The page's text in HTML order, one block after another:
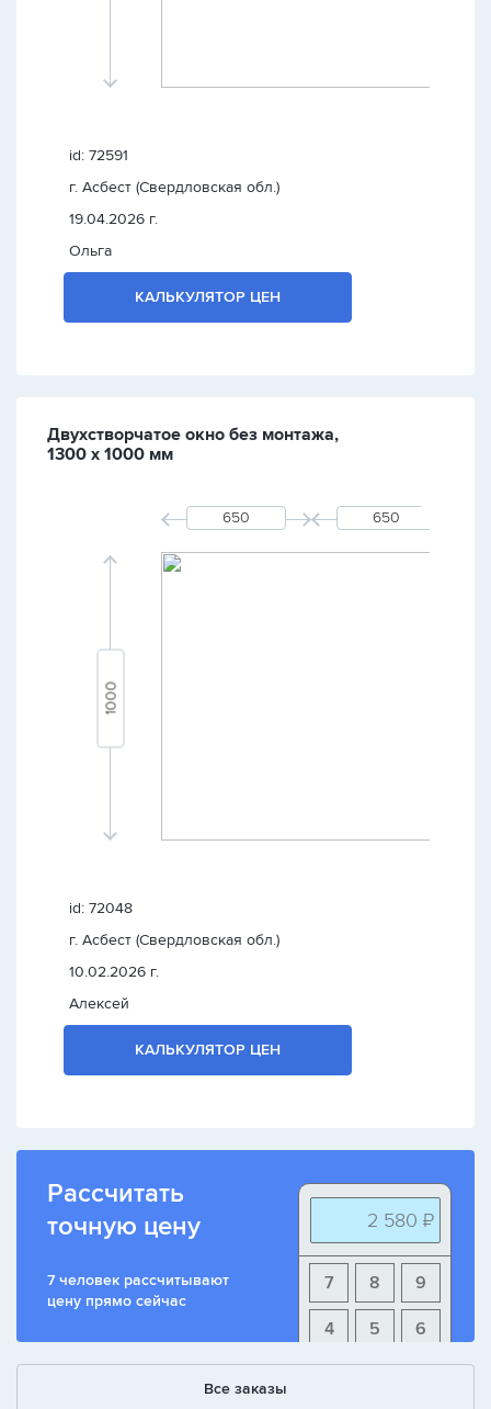
id: 72591
г. Асбест (Свердловская обл.)
19.04.2026 г.
Ольга
КАЛЬКУЛЯТОР ЦЕН
Двухстворчатое окно без монтажа,
1300 х 1000 мм
id: 72048
г. Асбест (Свердловская обл.)
10.02.2026 г.
Алексей
КАЛЬКУЛЯТОР ЦЕН
Рассчитать
точную цену
7 человек рассчитывают
цену прямо сейчас
2 580 ₽
9
8
7
6
5
4
Все заказы